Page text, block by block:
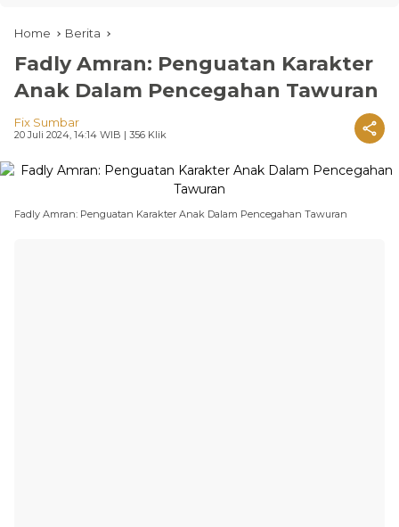
Home Berita
Fadly Amran: Penguatan Karakter
Anak Dalam Pencegahan Tawuran
Fix Sumbar
20 Juli 2024, 14:14 WIB | 356 Klik
Fadly Amran: Penguatan Karakter Anak Dalam Pencegahan Tawuran